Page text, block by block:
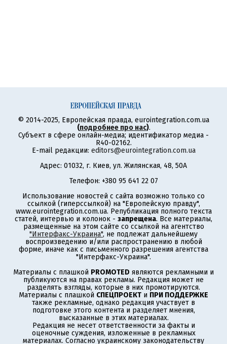
© 2014-2025, Европейская правда, eurointegration.com.ua
(подробнее про нас).
Субъект в сфере онлайн-медиа; идентификатор медиа -
R40-02162.
E-mail редакции: editors@eurointegration.com.ua
Адрес: 01032, г. Киев, ул. Жилянская, 48, 50А
Телефон: +380 95 641 22 07
Использование новостей с сайта возможно только со
ссылкой (гиперссылкой) на "Европейскую правду",
www.eurointegration.com.ua. Републикация полного текста
статей, интервью и колонок - запрещена. Все материалы,
размещенные на этом сайте со ссылкой на агентство
"Интерфакс-Украина", не подлежат дальнейшему
воспроизведению и/или распространению в любой
форме, иначе как с письменного разрешения агентства
"Интерфакс-Украина".
Материалы с плашкой PROMOTED являются рекламными и
публикуются на правах рекламы. Редакция может не
разделять взгляды, которые в них промотируются.
Материалы с плашкой СПЕЦПРОЕКТ и ПРИ ПОДДЕРЖКЕ
также рекламные, однако редакция участвует в
подготовке этого контента и разделяет мнения,
высказанные в этих материалах.
Редакция не несет ответственности за факты и
оценочные суждения, изложенные в рекламных
материалах. Согласно украинскому законодательству